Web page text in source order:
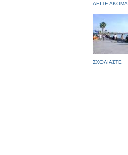
ΔΕΙΤΕ ΑΚΟΜΑ
ΣΧΟΛΙΑΣΤΕ